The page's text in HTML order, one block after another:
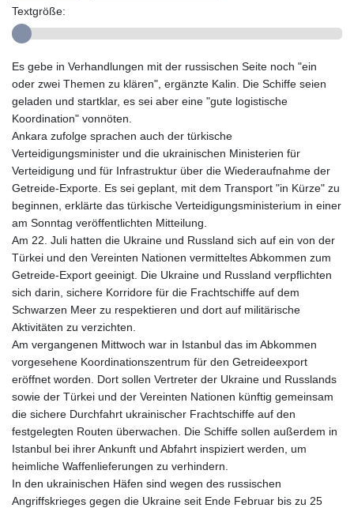
Textgröße:
Es gebe in Verhandlungen mit der russischen Seite noch "ein
oder zwei Themen zu klären", ergänzte Kalin. Die Schiffe seien
geladen und startklar, es sei aber eine "gute logistische
Koordination" vonnöten.
Ankara zufolge sprachen auch der türkische
Verteidigungsminister und die ukrainischen Ministerien für
Verteidigung und für Infrastruktur über die Wiederaufnahme der
Getreide-Exporte. Es sei geplant, mit dem Transport "in Kürze" zu
beginnen, erklärte das türkische Verteidigungsministerium in einer
am Sonntag veröffentlichten Mitteilung.
Am 22. Juli hatten die Ukraine und Russland sich auf ein von der
Türkei und den Vereinten Nationen vermitteltes Abkommen zum
Getreide-Export geeinigt. Die Ukraine und Russland verpflichten
sich darin, sichere Korridore für die Frachtschiffe auf dem
Schwarzen Meer zu respektieren und dort auf militärische
Aktivitäten zu verzichten.
Am vergangenen Mittwoch war in Istanbul das im Abkommen
vorgesehene Koordinationszentrum für den Getreideexport
eröffnet worden. Dort sollen Vertreter der Ukraine und Russlands
sowie der Türkei und der Vereinten Nationen künftig gemeinsam
die sichere Durchfahrt ukrainischer Frachtschiffe auf den
festgelegten Routen überwachen. Die Schiffe sollen außerdem in
Istanbul bei ihrer Ankunft und Abfahrt inspiziert werden, um
heimliche Waffenlieferungen zu verhindern.
In den ukrainischen Häfen sind wegen des russischen
Angriffskrieges gegen die Ukraine seit Ende Februar bis zu 25